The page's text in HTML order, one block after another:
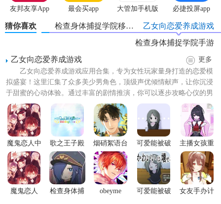
2. 独特的剧情展开：游戏以学院为背景，玩家将与各种角色
进行互动，体验独特的剧情发展。
3. 高度自由的玩法：玩家可以自由选择场景和地点，探索学
院的每一个角落，与各种角色进行交流。
4. 精美的画面和音效：游戏采用先进的图形技术，呈现出细
腻逼真的画面效果，同时配以悦耳动听的音效，为玩家带来
沉浸式的游戏体验。
5. 教育与娱乐结合：游戏在娱乐的同时，也融入了关于身体
健康的知识，让玩家在游戏中学习到实用的健康知识。
检查身体捕捉学院最新版攻略
1. 仔细阅读对话：仔细阅读游戏中的对话和描述，了解每位
学生的背景、性格和身体状况。
友邦友享App 最会买app 大管加手机版 必捷投屏app
猜你喜欢 乙女向恋爱养成游戏
检查身体捕捉学院移植汉化版
检查身体捕捉学院手游
乙女向恋爱养成游戏
更多
乙女向恋爱养成游戏应用合集，专为女性玩家量身打造的恋爱模
拟盛宴！这里汇集了众多美少男角色，顶级声优倾情献声，让你沉浸
于甜蜜的心动体验。通过丰富的剧情推演，你可以逐步攻略心仪的男
生，每一次选择都将引领你...
魔鬼恋人中
文版
歌之王子殿
下
烟硝絮语台
版
可爱能被破
坏安卓中文
版
主播女孩重
度依赖最新
版
魔鬼恋人
检查身体捕
obeyme
可爱能被破
女友手办计